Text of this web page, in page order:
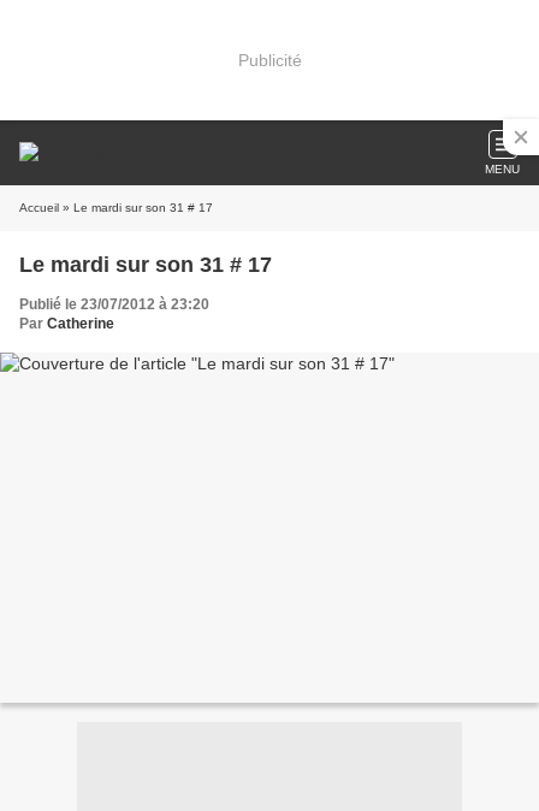
Publicité
MENU
Accueil » Le mardi sur son 31 # 17
Le mardi sur son 31 # 17
Publié le 23/07/2012 à 23:20
Par Catherine